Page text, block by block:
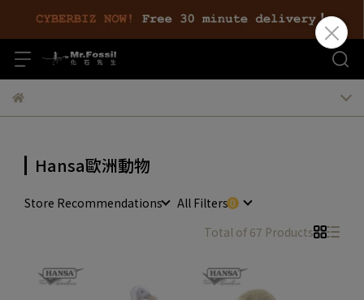
Hansa歐洲動物
Store Recommendations
All Filters
Total of 67 Products